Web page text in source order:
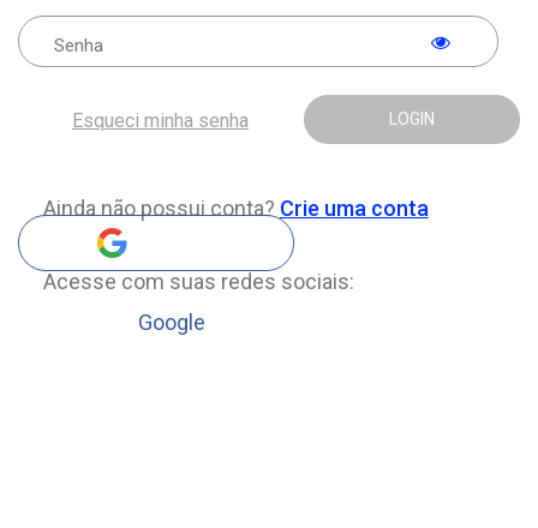
LOGIN
Esqueci minha senha
Ainda não possui conta? Crie uma conta
Acesse com suas redes sociais:
Google